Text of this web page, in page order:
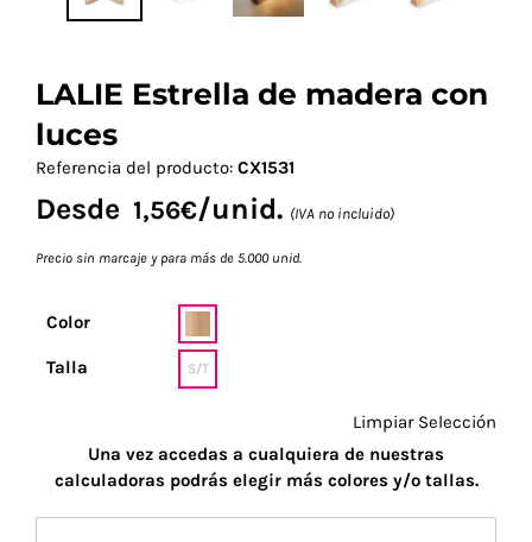
LALIE Estrella de madera con
luces
Referencia del producto: CX1531
Desde 1,56€/unid. (IVA no incluido)
Precio sin marcaje y para más de 5.000 unid.
Color
Talla S/T
Limpiar Selección
Una vez accedas a cualquiera de nuestras
calculadoras podrás elegir más colores y/o tallas.